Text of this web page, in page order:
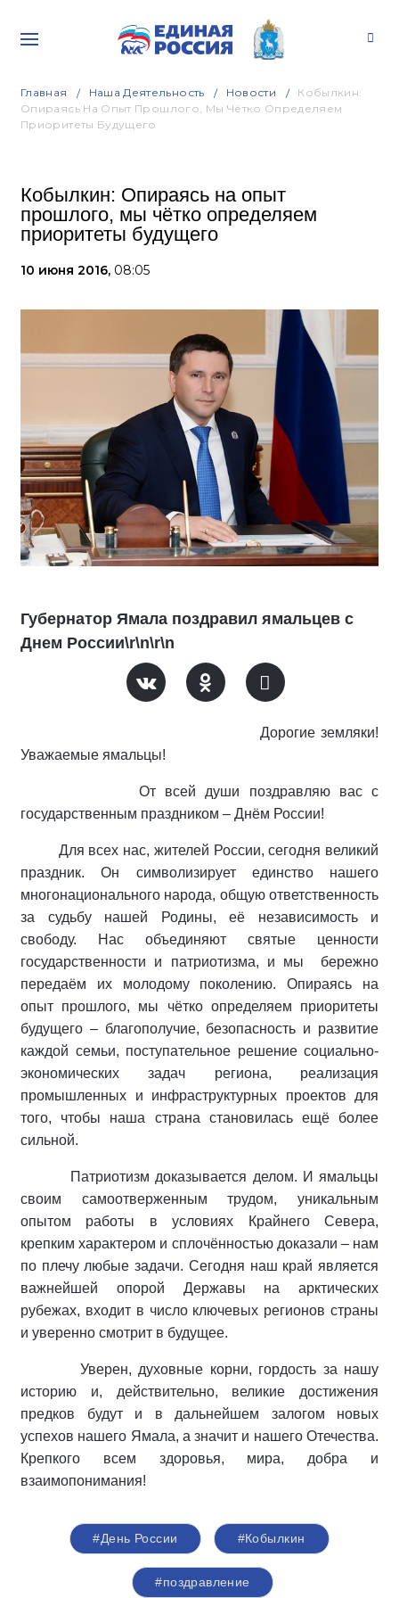
Главная Наша Деятельность Новости
Кобылкин:
Опираясь На Опыт Прошлого, Мы Чётко Определяем
Приоритеты Будущего
Кобылкин: Опираясь на опыт
прошлого, мы чётко определяем
приоритеты будущего
10 июня 2016, 08:05
Губернатор Ямала поздравил ямальцев с
Днем России\r\n\r\n
Дорогие земляки!
Уважаемые ямальцы!
От всей души поздравляю вас с
государственным праздником – Днём России!
Для всех нас, жителей России, сегодня великий
праздник. Он символизирует единство нашего
многонационального народа, общую ответственность
за судьбу нашей Родины, её независимость и
свободу. Нас объединяют святые ценности
государственности и патриотизма, и мы бережно
передаём их молодому поколению. Опираясь на
опыт прошлого, мы чётко определяем приоритеты
будущего – благополучие, безопасность и развитие
каждой семьи, поступательное решение социально-
экономических задач региона, реализация
промышленных и инфраструктурных проектов для
того, чтобы наша страна становилась ещё более
сильной.
Патриотизм доказывается делом. И ямальцы
своим самоотверженным трудом, уникальным
опытом работы в условиях Крайнего Севера,
крепким характером и сплочённостью доказали – нам
по плечу любые задачи. Сегодня наш край является
важнейшей опорой Державы на арктических
рубежах, входит в число ключевых регионов страны
и уверенно смотрит в будущее.
Уверен, духовные корни, гордость за нашу
историю и, действительно, великие достижения
предков будут и в дальнейшем залогом новых
успехов нашего Ямала, а значит и нашего Отечества.
Крепкого всем здоровья, мира, добра и
взаимопонимания!
#День России #Кобылкин
#поздравление